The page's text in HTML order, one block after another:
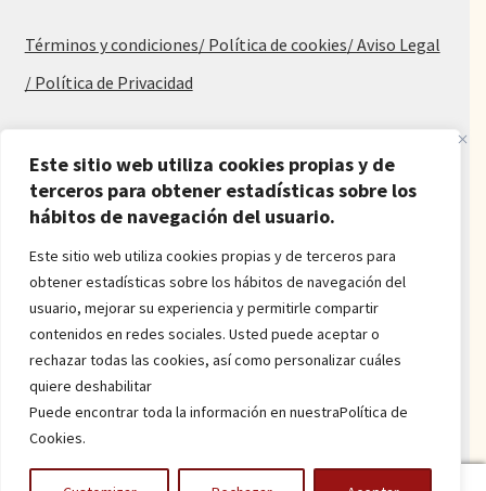
Este sitio web utiliza cookies propias y de
terceros para obtener estadísticas sobre los
hábitos de navegación del usuario.
Este sitio web utiliza cookies propias y de terceros para
obtener estadísticas sobre los hábitos de navegación del
usuario, mejorar su experiencia y permitirle compartir
contenidos en redes sociales. Usted puede aceptar o
rechazar todas las cookies, así como personalizar cuáles
quiere deshabilitar
Puede encontrar toda la información en nuestraPolítica de
Cookies.
Términos y condiciones/ Política de cookies/ Aviso Legal
/ Política de Privacidad
Alfombras baratas
Procedencia de las alfombras
Oferta de alfombras
Alfombras juveniles
Alfombras económicas
Alfombras a medida
Alfombras orientales
Venta de alfombras